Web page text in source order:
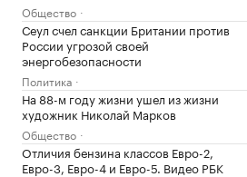
Общество
Сеул счел санкции Британии против
России угрозой своей
энергобезопасности
Политика
На 88-м году жизни ушел из жизни
художник Николай Марков
Общество
Отличия бензина классов Евро-2,
Евро-3, Евро-4 и Евро-5. Видео РБК